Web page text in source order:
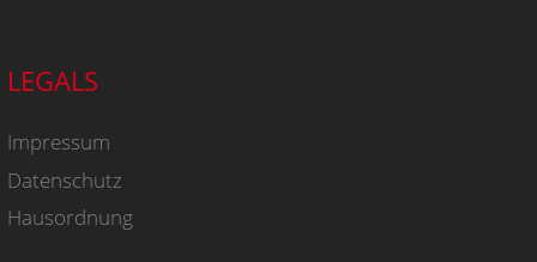
LEGALS
Impressum
Datenschutz
Hausordnung